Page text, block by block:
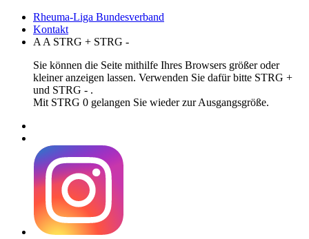
Rheuma-Liga Bundesverband
Kontakt
A A STRG + STRG -
Sie können die Seite mithilfe Ihres Browsers größer oder
kleiner anzeigen lassen. Verwenden Sie dafür bitte STRG +
und STRG - .
Mit STRG 0 gelangen Sie wieder zur Ausgangsgröße.